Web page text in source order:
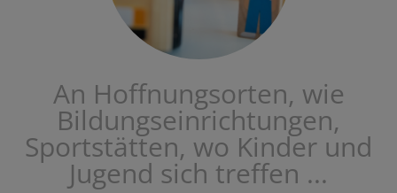
An Hoffnungsorten, wie
Bildungseinrichtungen,
Sportstätten, wo Kinder und
Jugend sich treffen ...